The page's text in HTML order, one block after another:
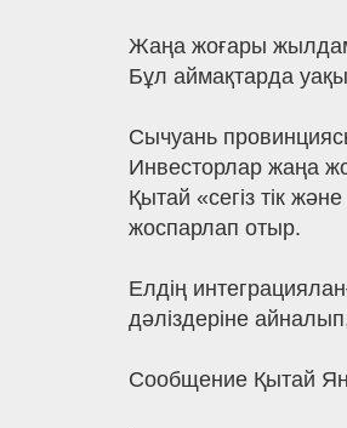
Жаңа жоғары
Бұл аймақтарда
Сычуань
Инвесторлар жаңа
Қытай «сегіз тік
жоспарлап отыр.
Елдің
дәліздеріне
Сообщение Қытай